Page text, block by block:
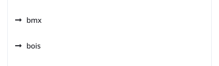
bmx
bois